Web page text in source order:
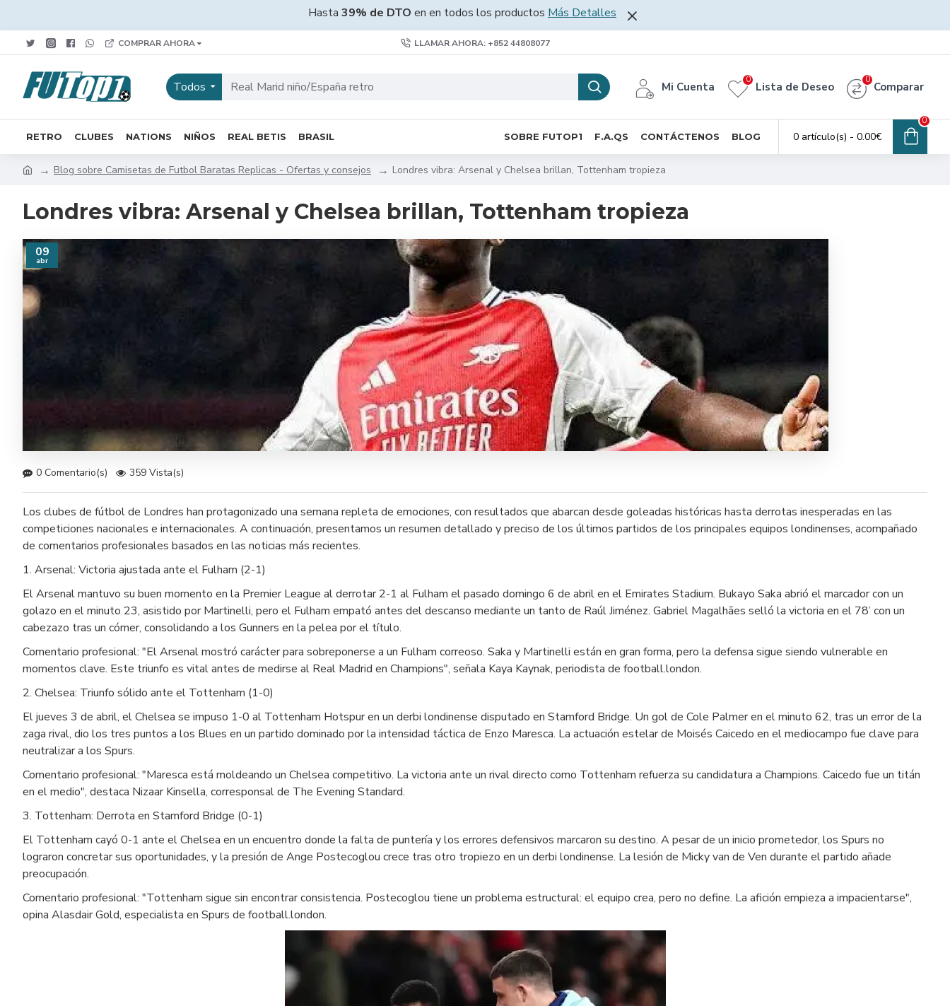
Hasta 39% de DTO en en todos los productos Más Detalles
COMPRAR AHORA LLAMAR AHORA: +852 44808077
Todos Mi Cuenta Lista de Deseo
0
Comparar
0
RETRO CLUBES NATIONS NIÑOS REAL BETIS BRASIL SOBRE FUTOP1 F.A.QS CONTÁCTENOS BLOG 0 artículo(s) - 0.00€
0
Blog sobre Camisetas de Futbol Baratas Replicas - Ofertas y consejos Londres vibra: Arsenal y Chelsea brillan, Tottenham tropieza
Londres vibra: Arsenal y Chelsea brillan, Tottenham tropieza
09
abr
0 Comentario(s) 359 Vista(s)
Los clubes de fútbol de Londres han protagonizado una semana repleta de emociones, con resultados que abarcan desde goleadas históricas hasta derrotas inesperadas en las
competiciones nacionales e internacionales. A continuación, presentamos un resumen detallado y preciso de los últimos partidos de los principales equipos londinenses, acompañado
de comentarios profesionales basados en las noticias más recientes.
1. Arsenal: Victoria ajustada ante el Fulham (2-1)
El Arsenal mantuvo su buen momento en la Premier League al derrotar 2-1 al Fulham el pasado domingo 6 de abril en el Emirates Stadium. Bukayo Saka abrió el marcador con un
golazo en el minuto 23, asistido por Martinelli, pero el Fulham empató antes del descanso mediante un tanto de Raúl Jiménez. Gabriel Magalhães selló la victoria en el 78’ con un
cabezazo tras un córner, consolidando a los Gunners en la pelea por el título.
Comentario profesional: "El Arsenal mostró carácter para sobreponerse a un Fulham correoso. Saka y Martinelli están en gran forma, pero la defensa sigue siendo vulnerable en
momentos clave. Este triunfo es vital antes de medirse al Real Madrid en Champions", señala Kaya Kaynak, periodista de football.london.
2. Chelsea: Triunfo sólido ante el Tottenham (1-0)
El jueves 3 de abril, el Chelsea se impuso 1-0 al Tottenham Hotspur en un derbi londinense disputado en Stamford Bridge. Un gol de Cole Palmer en el minuto 62, tras un error de la
zaga rival, dio los tres puntos a los Blues en un partido dominado por la intensidad táctica de Enzo Maresca. La actuación estelar de Moisés Caicedo en el mediocampo fue clave para
neutralizar a los Spurs.
Comentario profesional: "Maresca está moldeando un Chelsea competitivo. La victoria ante un rival directo como Tottenham refuerza su candidatura a Champions. Caicedo fue un titán
en el medio", destaca Nizaar Kinsella, corresponsal de The Evening Standard.
3. Tottenham: Derrota en Stamford Bridge (0-1)
El Tottenham cayó 0-1 ante el Chelsea en un encuentro donde la falta de puntería y los errores defensivos marcaron su destino. A pesar de un inicio prometedor, los Spurs no
lograron concretar sus oportunidades, y la presión de Ange Postecoglou crece tras otro tropiezo en un derbi londinense. La lesión de Micky van de Ven durante el partido añade
preocupación.
Comentario profesional: "Tottenham sigue sin encontrar consistencia. Postecoglou tiene un problema estructural: el equipo crea, pero no define. La afición empieza a impacientarse",
opina Alasdair Gold, especialista en Spurs de football.london.